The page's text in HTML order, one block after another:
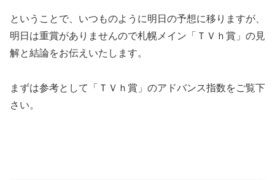
ということで、いつものように明日の予想に移りますが、
明日は重賞がありませんので札幌メイン「ＴＶｈ賞」の見
解と結論をお伝えいたします。
まずは参考として「ＴＶｈ賞」のアドバンス指数をご覧下
さい。